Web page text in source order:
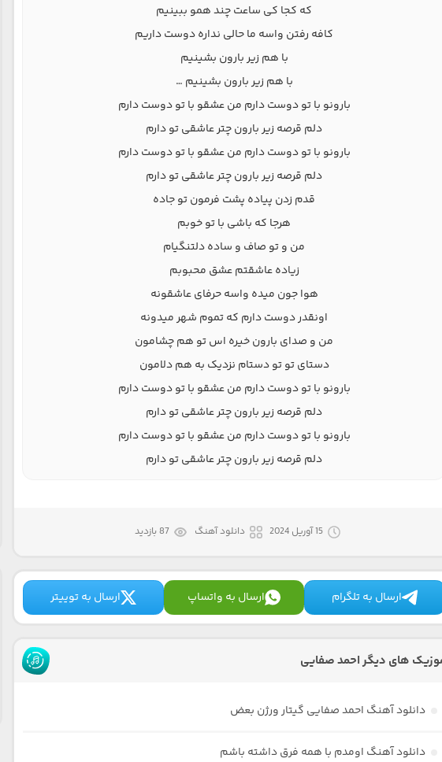
که کجا کی ساعت چند همو ببینیم
کافه رفتن واسه ما حالی نداره دوست داریم
با هم زیر بارون بشینیم
با هم زیر بارون بشینیم …
بارونو با تو دوست دارم من عشقو با تو دوست دارم
دلم قرصه زیر بارون چتر عاشقی تو دارم
بارونو با تو دوست دارم من عشقو با تو دوست دارم
دلم قرصه زیر بارون چتر عاشقی تو دارم
قدم زدن پیاده پشت فرمون تو جاده
هرجا که باشی با تو خوبم
من و تو صاف و ساده دلتنگیام
زیاده عاشقتم عشق محبوبم
هوا جون میده واسه حرفای عاشقونه
اونقدر دوست دارم که تموم شهر میدونه
من و صدای بارون خیره اس تو هم چشامون
دستای تو تو دستام نزدیک به هم دلامون
بارونو با تو دوست دارم من عشقو با تو دوست دارم
دلم قرصه زیر بارون چتر عاشقی تو دارم
بارونو با تو دوست دارم من عشقو با تو دوست دارم
دلم قرصه زیر بارون چتر عاشقی تو دارم
15 آوریل 2024 دانلود آهنگ 87 بازدید
ارسال به تلگرام ارسال به واتساپ ارسال به توییتر
های دیگر احمد صفایی
دانلود آهنگ احمد صفایی گیتار ورژن بعض
دانلود آهنگ اومدم با همه فرق داشته باشم